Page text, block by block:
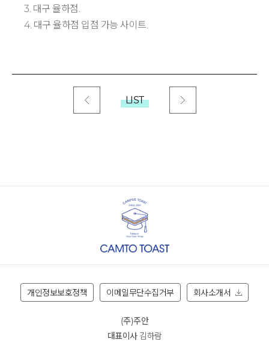
3. 대구 율하점.
4. 대구 율하점 입점 가능 사이트.
LIST
개인정보보호정책 이메일무단수집거부 회사소개서
(주)주안
대표이사 김하람